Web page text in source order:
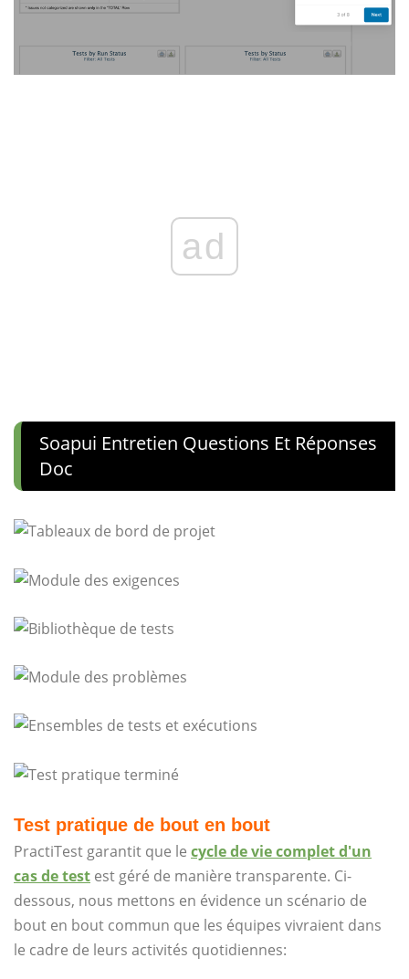
ad
Soapui Entretien Questions Et Réponses
Doc
Test pratique de bout en bout
PractiTest garantit que le cycle de vie complet d'un
cas de test est géré de manière transparente. Ci-
dessous, nous mettons en évidence un scénario de
bout en bout commun que les équipes vivraient dans
le cadre de leurs activités quotidiennes: